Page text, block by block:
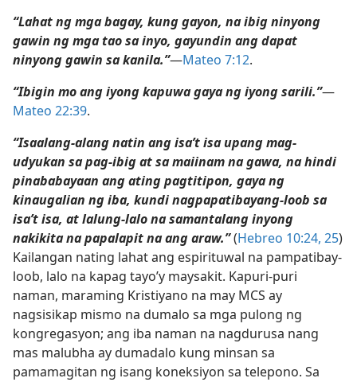
“Lahat ng mga bagay, kung gayon, na ibig ninyong
gawin ng mga tao sa inyo, gayundin ang dapat
ninyong gawin sa kanila.”​—Mateo 7:12.
“Ibigin mo ang iyong kapuwa gaya ng iyong sarili.”​—
Mateo 22:39.
“Isaalang-alang natin ang isa’t isa upang mag-
udyukan sa pag-ibig at sa maiinam na gawa, na hindi
pinababayaan ang ating pagtitipon, gaya ng
kinaugalian ng iba, kundi nagpapatibayang-loob sa
isa’t isa, at lalung-lalo na samantalang inyong
nakikita na papalapit na ang araw.”(Hebreo 10:24, 25)
Kailangan nating lahat ang espirituwal na pampatibay-
loob, lalo na kapag tayo’y maysakit. Kapuri-puri
naman, maraming Kristiyano na may MCS ay
nagsisikap mismo na dumalo sa mga pulong ng
kongregasyon; ang iba naman na nagdurusa nang
mas malubha ay dumadalo kung minsan sa
pamamagitan ng isang koneksiyon sa telepono. Sa